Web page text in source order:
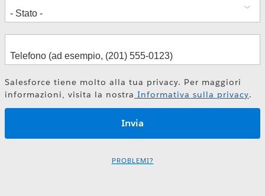
Salesforce tiene molto alla tua privacy. Per maggiori
informazioni, visita la nostra Informativa sulla privacy.
PROBLEMI?